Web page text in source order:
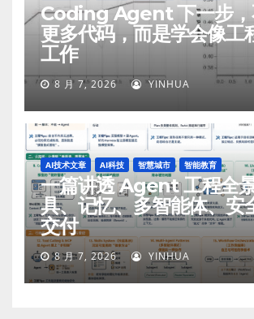
Coding Agent 下一步，
更多代码，而是学会像工
工作
8 月 7, 2026 YINHUA
AI技术文章 AI科技 智慧城市 智能教育
一篇讲透 Agent 工程全
具、记忆、多智能体、安
交付
8 月 7, 2026 YINHUA